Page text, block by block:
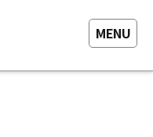
MENU